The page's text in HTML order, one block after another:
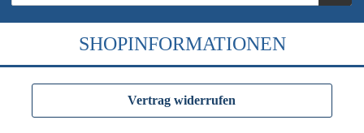
SHOPINFORMATIONEN
Vertrag widerrufen